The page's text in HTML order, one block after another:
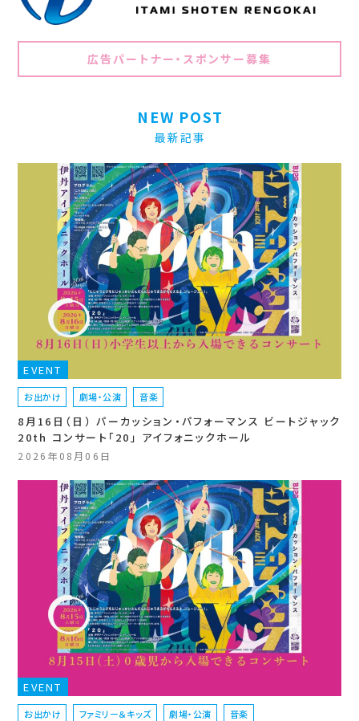
広告パートナー・スポンサー募集
NEW POST
最新記事
EVENT
お出かけ 劇場・公演 音楽
8月16日（日） パーカッション・パフォーマンス ビートジャック
20th コンサート「20」 アイフォニックホール
2026年08月06日
EVENT
お出かけ ファミリー＆キッズ 劇場・公演 音楽